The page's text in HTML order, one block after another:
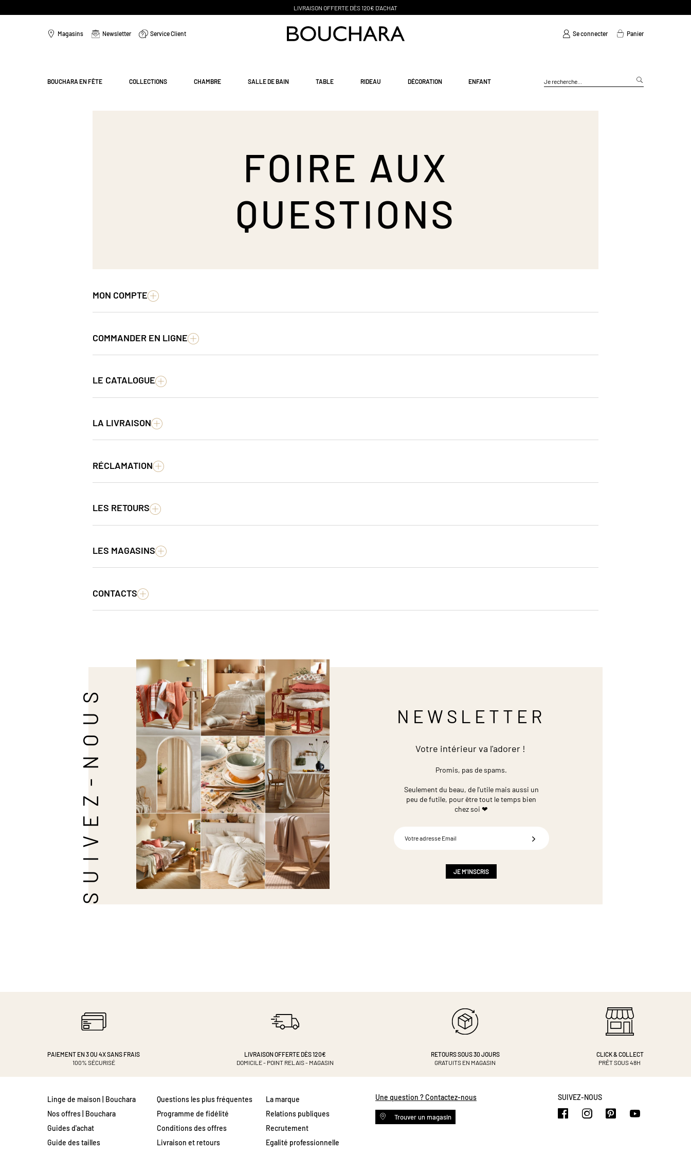
PAIEMENT EN 3 SANS FRAIS
Magasins Newsletter Service Client Se connecter Panier
BOUCHARA EN FÊTE COLLECTIONS CHAMBRE SALLE DE BAIN TABLE RIDEAU DÉCORATION ENFANT
FOIRE AUX
QUESTIONS
MON COMPTE
COMMANDER EN LIGNE
LE CATALOGUE
LA LIVRAISON
RÉCLAMATION
LES RETOURS
LES MAGASINS
CONTACTS
SUIVEZ-NOUS NEWSLETTER
Votre intérieur va l'adorer !
Promis, pas de spams.
Seulement du beau, de l'utile mais aussi un
peu de futile, pour être tout le temps bien
chez soi ❤
JE M'INSCRIS
PAIEMENT EN 3 OU 4XSANS FRAIS
100% SÉCURISÉ
LIVRAISON OFFERTE DÈS 120€
DOMICILE - POINT RELAIS - MAGASIN
RETOURS SOUS 30 JOURS
GRATUITS EN MAGASIN
CLICK & COLLECT
PRÊT SOUS 48H
Une question ? Contactez-nous
Trouver un magasin
Linge de maison | Bouchara
Nos offres | Bouchara
Guides d'achat
Guide des tailles
Questions les plus fréquentes
Programme de fidélité
Conditions des offres
Livraison et retours
La marque
Relations publiques
Recrutement
Egalité professionnelle
SUIVEZ-NOUS
https://https://https://https://